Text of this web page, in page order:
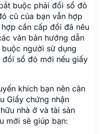
buộc phải đổi sổ đỏ
cũ của bạn vẫn hợp
cần cấp đổi đã nêu
văn bản hướng dẫn
người sử dụng
sổ đỏ mới nếu giấy
khích bạn nên cân
Giấy chứng nhận
nhà ở và tài sản
mới sẽ giúp bạn: